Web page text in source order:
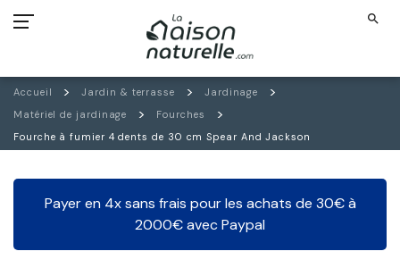
search
Accueil Jardin & terrasse
Jardinage
Matériel de jardinage
Fourches
Fourche à fumier 4 dents de 30 cm Spear And Jackson
Payer en 4x sans frais pour les achats de 30€ à
2000€ avec Paypal